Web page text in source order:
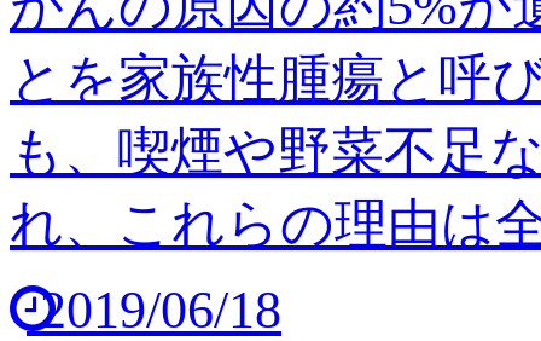
とを家族性腫瘍と呼
も、喫煙や野菜不足
れ、これらの理由は
2019/06/18